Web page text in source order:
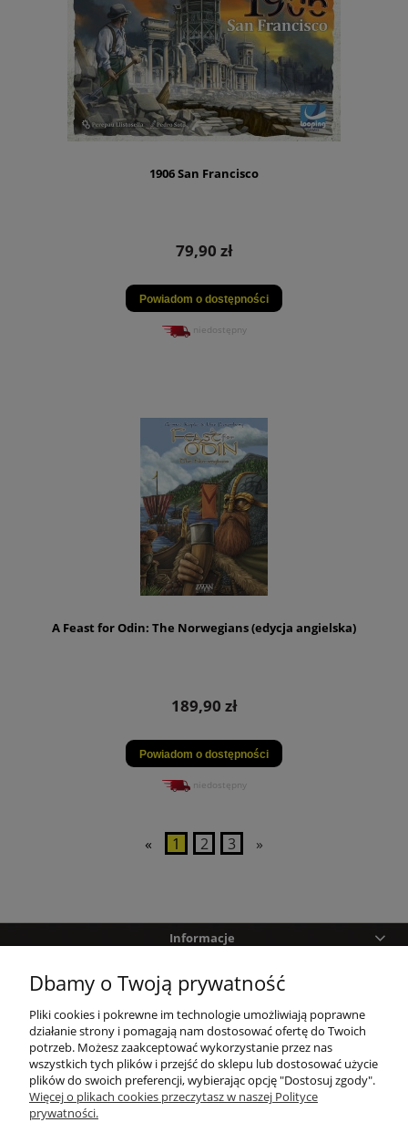
1906 San Francisco
79,90 zł
Powiadom o dostępności
niedostępny
A Feast for Odin: The Norwegians (edycja angielska)
189,90 zł
Powiadom o dostępności
niedostępny
« 1 2 3 »
Informacje
Pomoc
Zakupy
Twoje konto
Dbamy o Twoją prywatność
Pliki cookies i pokrewne im technologie umożliwiają poprawne
działanie strony i pomagają nam dostosować ofertę do Twoich
potrzeb. Możesz zaakceptować wykorzystanie przez nas
wszystkich tych plików i przejść do sklepu lub dostosować użycie
plików do swoich preferencji, wybierając opcję "Dostosuj zgody".
Więcej o plikach cookies przeczytasz w naszej Polityce
prywatności.